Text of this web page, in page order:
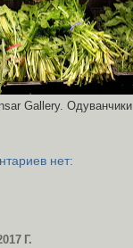
Gallery. Одуванчики
нет:
Г.